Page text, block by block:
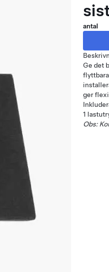
antal
Ge det
ger
1
Obs: